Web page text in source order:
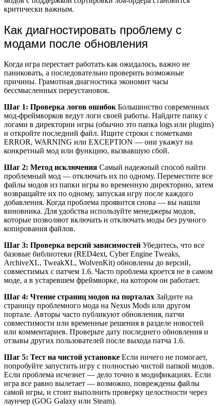
критически важным.
Как диагностировать проблему с
модами после обновления
Когда игра перестает работать как ожидалось, важно не
паниковать, а последовательно проверить возможные
причины. Грамотная диагностика экономит часы
бессмысленных переустановок.
Шаг 1: Проверка логов ошибокБольшинство современных
мод-фреймворков ведут логи своей работы. Найдите папку с
логами в директории игры (обычно это папка logs или plugins)
и откройте последний файл. Ищите строки с пометками
ERROR, WARNING или EXCEPTION — они укажут на
конкретный мод или функцию, вызвавшую сбой.
Шаг 2: Метод исключения Самый надежный способ найти
проблемный мод — отключать их по одному. Переместите все
файлы модов из папки игры во временную директорию, затем
возвращайте их по одному, запуская игру после каждого
добавления. Когда проблема проявится снова — вы нашли
виновника. Для удобства используйте менеджеры модов,
которые позволяют включать и отключать моды без ручного
копирования файлов.
Шаг 3: Проверка версий зависимостей Убедитесь, что все
базовые библиотеки (RED4ext, Cyber Engine Tweaks,
ArchiveXL, TweakXL, WolvenKit) обновлены до версий,
совместимых с патчем 1.6. Часто проблема кроется не в самом
моде, а в устаревшем фреймворке, на котором он работает.
Шаг 4: Чтение страниц модов на порталах Зайдите на
страницу проблемного мода на Nexus Mods или другом
портале. Авторы часто публикуют обновления, патчи
совместимости или временные решения в разделе новостей
или комментариев. Проверьте дату последнего обновления и
отзывы других пользователей после выхода патча 1.6.
Шаг 5: Тест на чистой установке Если ничего не помогает,
попробуйте запустить игру с полностью чистой папкой модов.
Если проблема исчезнет — дело точно в модификациях. Если
игра все равно вылетает — возможно, повреждены файлы
самой игры, и стоит выполнить проверку целостности через
лаунчер (GOG Galaxy или Steam).